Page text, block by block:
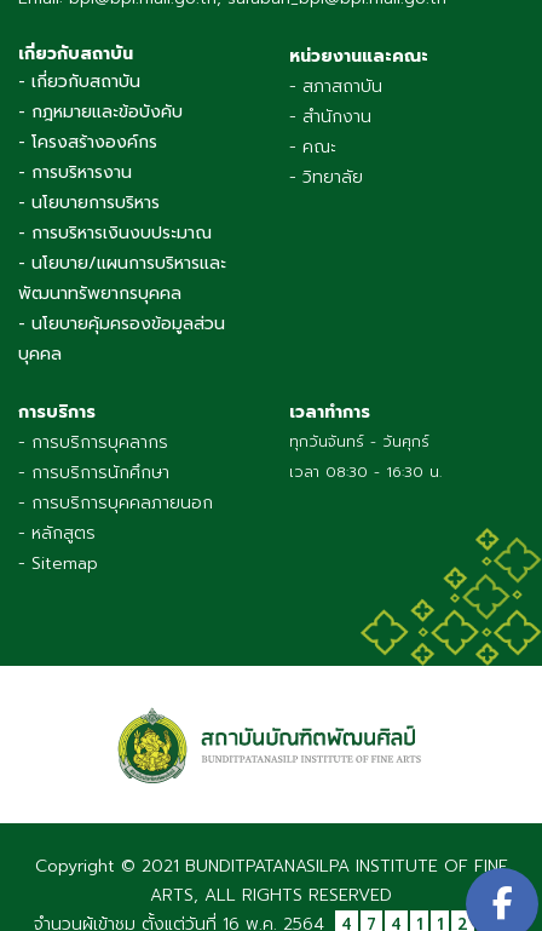
เกี่ยวกับสถาบัน
- เกี่ยวกับสถาบัน
- กฎหมายและข้อบังคับ
- โครงสร้างองค์กร
- การบริหารงาน
- นโยบายการบริหาร
- การบริหารเงินงบประมาณ
- นโยบาย/แผนการบริหารและ
พัฒนาทรัพยากรบุคคล
- นโยบายคุ้มครองข้อมูลส่วน
บุคคล
หน่วยงานและคณะ
- สภาสถาบัน
- สำนักงาน
- คณะ
- วิทยาลัย
การบริการ
- การบริการบุคลากร
- การบริการนักศึกษา
- การบริการบุคคลภายนอก
- หลักสูตร
- Sitemap
เวลาทำการ
ทุกวันจันทร์ - วันศุกร์
เวลา 08:30 - 16:30 น.
Copyright © 2021 BUNDITPATANASILPA INSTITUTE OF FINE
ARTS, ALL RIGHTS RESERVED
จำนวนผู้เข้าชม ตั้งแต่วันที่ 16 พ.ค. 2564
4 7 4 1 1 2